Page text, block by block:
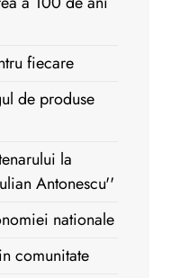
fiecare
de produse
la
Antonescu''
nationale
comunitate